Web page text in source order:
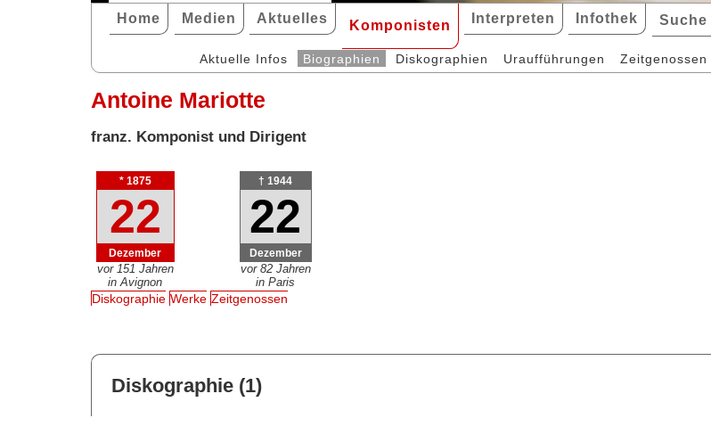
Home Medien Aktuelles Komponisten Interpreten Infothek Suche
Aktuelle Infos Biographien Diskographien Uraufführungen Zeitgenossen
Antoine Mariotte
franz. Komponist und Dirigent
* 1875
22
Dezember
vor 151 Jahren
in Avignon
† 1944
22
Dezember
vor 82 Jahren
in Paris
Diskographie Werke Zeitgenossen
Diskographie (1)